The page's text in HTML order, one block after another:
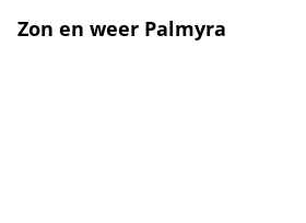
Zon en weer Palmyra